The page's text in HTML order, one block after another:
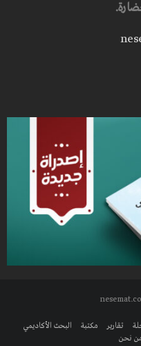
تقارير مكتبة
البحث الأكاديمي
نحن